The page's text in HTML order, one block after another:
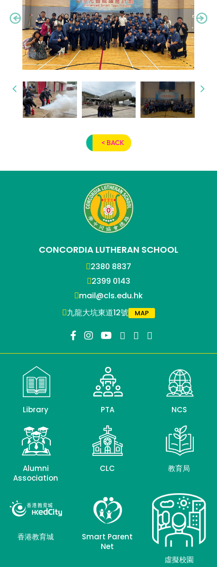
< BACK
CONCORDIA LUTHERAN SCHOOL
2380 8837
2399 0143
mail@cls.edu.hk
九龍大坑東道12號
MAP
Library PTA NCS
Alumni
Association
CLC 教育局
香港教育城
Smart Parent
Net
虛擬校園